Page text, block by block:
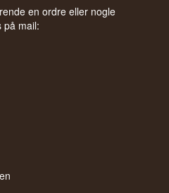
en ordre eller nogle
på mail: